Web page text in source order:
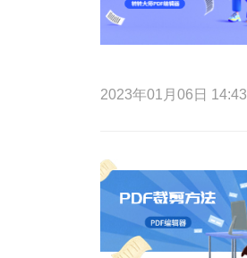
2023年01月06日 14:43